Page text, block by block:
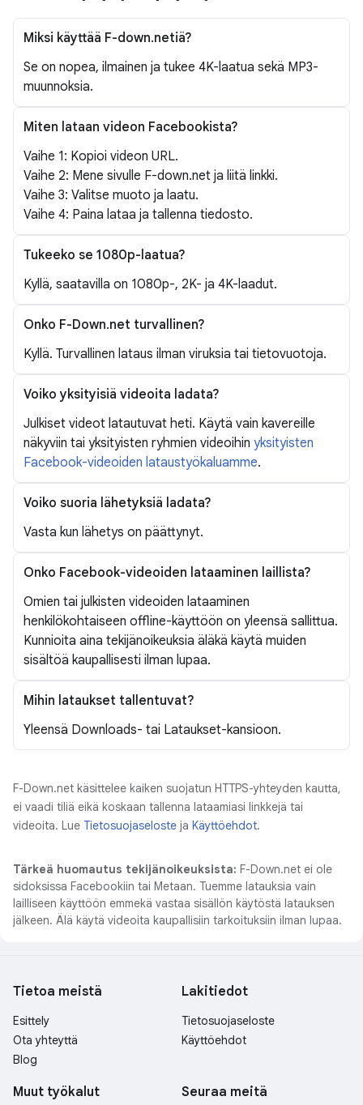
Miksi käyttää F-down.netiä?
Se on nopea, ilmainen ja tukee 4K-laatua sekä MP3-
muunnoksia.
Miten lataan videon Facebookista?
Vaihe 1: Kopioi videon URL.
Vaihe 2: Mene sivulle F-down.net ja liitä linkki.
Vaihe 3: Valitse muoto ja laatu.
Vaihe 4: Paina lataa ja tallenna tiedosto.
Tukeeko se 1080p-laatua?
Kyllä, saatavilla on 1080p-, 2K- ja 4K-laadut.
Onko F-Down.net turvallinen?
Kyllä. Turvallinen lataus ilman viruksia tai tietovuotoja.
Voiko yksityisiä videoita ladata?
Julkiset videot latautuvat heti. Käytä vain kavereille
näkyviin tai yksityisten ryhmien videoihin yksityisten
Facebook-videoiden lataustyökaluamme.
Voiko suoria lähetyksiä ladata?
Vasta kun lähetys on päättynyt.
Onko Facebook-videoiden lataaminen laillista?
Omien tai julkisten videoiden lataaminen
henkilökohtaiseen offline-käyttöön on yleensä sallittua.
Kunnioita aina tekijänoikeuksia äläkä käytä muiden
sisältöä kaupallisesti ilman lupaa.
Mihin lataukset tallentuvat?
Yleensä Downloads- tai Lataukset-kansioon.
F-Down.net käsittelee kaiken suojatun HTTPS-yhteyden kautta,
ei vaadi tiliä eikä koskaan tallenna lataamiasi linkkejä tai
videoita. Lue Tietosuojaseloste ja Käyttöehdot.
Tärkeä huomautus tekijänoikeuksista: F-Down.net ei ole
sidoksissa Facebookiin tai Metaan. Tuemme latauksia vain
lailliseen käyttöön emmekä vastaa sisällön käytöstä latauksen
jälkeen. Älä käytä videoita kaupallisiin tarkoituksiin ilman lupaa.
Tietoa meistä
Esittely
Ota yhteyttä
Blog
Lakitiedot
Tietosuojaseloste
Käyttöehdot
Muut työkalut Seuraa meitä